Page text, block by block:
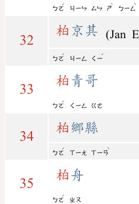
ㄅㄛ
ˊ
ㄐㄧㄣ ㄙㄣ ㄕ
ˋ
ㄅㄧㄥ
ˋ
32
柏 京其 (Jan
ㄅㄛ
ˊ
ㄐㄧㄥ ㄑㄧ
ˊ
33
柏 青哥
ㄅㄛ
ˊ
ㄑㄧㄥ ㄍㄜ
34
柏 鄉縣
ㄅㄛ
ˊ
ㄒㄧㄤ ㄒㄧㄢ
ˋ
35
柏 舟
ㄅㄛ
ˊ
ㄓㄡ